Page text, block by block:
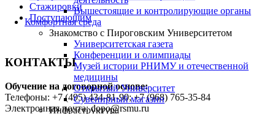
Вышестоящие и контролирующие органы
Комфортная среда
Знакомство с Пироговским Университетом
Университетская газета
Конференции и олимпиады
Музей истории РНИМУ и отечественной
медицины
Открытый Университет
Сувенирный магазин
Инфраструктура
Стажировки
Поступающим
КОНТАКТЫ
Обучение на договорной основе:
Телефоны: +7 (495) 434-81-90; +7 (968) 765-35-84
Электронная почта: dopo@rsmu.ru